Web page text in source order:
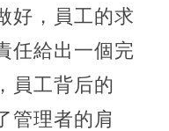
好，員工的求
任給出一個完
員工背后的
管理者的肩